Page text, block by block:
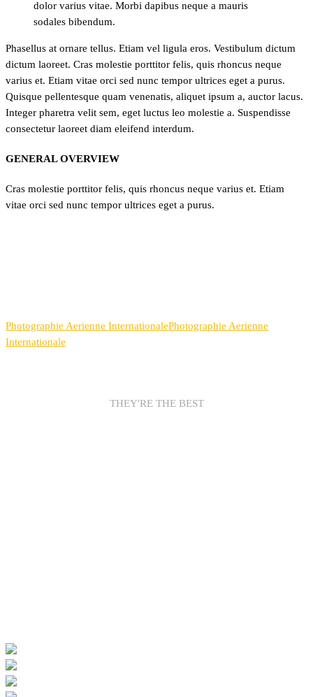
dolor varius vitae. Morbi dapibus neque a mauris
sodales bibendum.
Phasellus at ornare tellus. Etiam vel ligula eros. Vestibulum dictum
dictum laoreet. Cras molestie porttitor felis, quis rhoncus neque
varius et. Etiam vitae orci sed nunc tempor ultrices eget a purus.
Quisque pellentesque quam venenatis, aliquet ipsum a, auctor lacus.
Integer pharetra velit sem, eget luctus leo molestie a. Suspendisse
consectetur laoreet diam eleifend interdum.
GENERAL OVERVIEW
Cras molestie porttitor felis, quis rhoncus neque varius et. Etiam
vitae orci sed nunc tempor ultrices eget a purus.
Photographie Aerienne InternationalePhotographie Aerienne
Internationale
THEY'RE THE BEST